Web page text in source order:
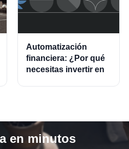
Automatización
financiera: ¿Por qué
necesitas invertir en
en minutos